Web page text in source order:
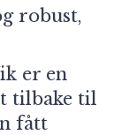
robust,
er en
tilbake til
fått